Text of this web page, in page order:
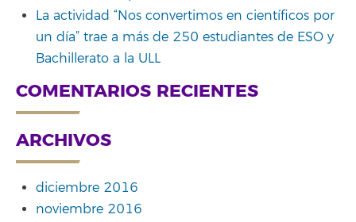
La actividad “Nos convertimos en científicos por
un día” trae a más de 250 estudiantes de ESO y
Bachillerato a la ULL
COMENTARIOS RECIENTES
ARCHIVOS
diciembre 2016
noviembre 2016